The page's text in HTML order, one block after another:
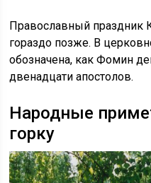
Православный праздник
гораздо позже. В
обозначена, как Фомин
двенадцати апостолов.
Народные
горку